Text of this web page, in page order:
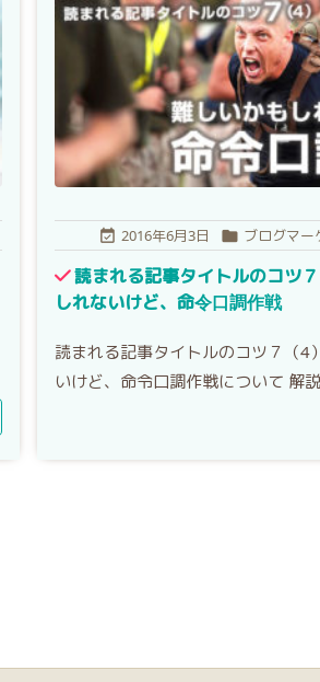
 2016年6月3日  ブログマー
読まれる記事タイトルのコツ
しれないけど、命令口調作戦
読まれる記事タイトルのコツ７（4
いけど、命令口調作戦について 解説